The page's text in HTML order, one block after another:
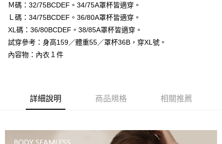
權轉讓予恩沛科技股份有限公司。
２．關於個人資料處理事宜，請瀏覽以下網址：
https://aftee.tw/terms/#terms3
３．未成年的使用者請事先徵得法定代理人或監護人之同意方可使用
「AFTEE先享後付」，若未經同意申辦者引起之損失，本公司不負相關責
任。
４．使用「AFTEE先享後付」時，將依據個別帳號之用戶狀況，依本公司即
恩沛科技股份有限公司將有權停止該用戶之使用額度並採取法律行動。
國際空運 lnternational air parcel
Ｍ碼：32/75BCDEF。34/75A罩杯皆適穿。
Ｌ碼：34/75BCDEF。36/80A罩杯皆適穿。
XL碼：36/80BCDEF。38/85A罩杯皆適穿。
試穿參考：身高159／體重55／罩杯36B，穿XL號。
內容物：內衣１件
詳細說明 商品規格 相關推薦